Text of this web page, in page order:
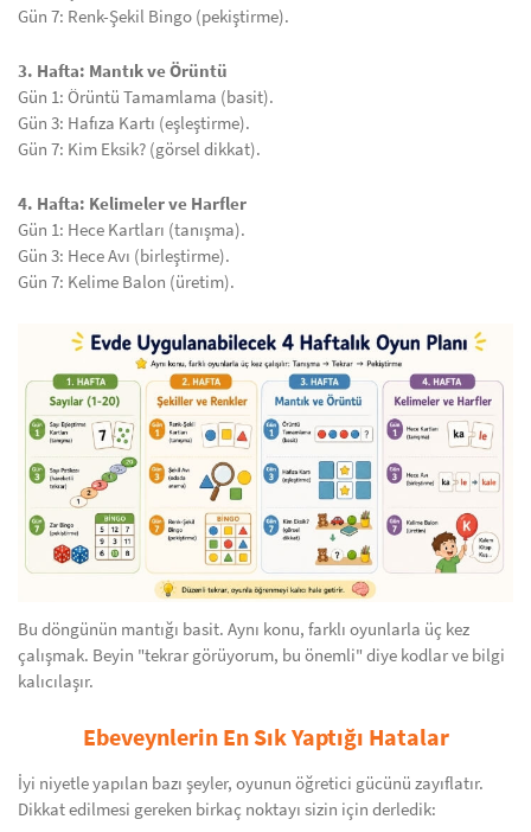
Gün 7: Renk-Şekil Bingo (pekiştirme).
3. Hafta: Mantık ve Örüntü
Gün 1: Örüntü Tamamlama (basit).
Gün 3: Hafıza Kartı (eşleştirme).
Gün 7: Kim Eksik? (görsel dikkat).
4. Hafta: Kelimeler ve Harfler
Gün 1: Hece Kartları (tanışma).
Gün 3: Hece Avı (birleştirme).
Gün 7: Kelime Balon (üretim).
Bu döngünün mantığı basit. Aynı konu, farklı oyunlarla üç kez
çalışmak. Beyin "tekrar görüyorum, bu önemli" diye kodlar ve bilgi
kalıcılaşır.
Ebeveynlerin En Sık Yaptığı Hatalar
İyi niyetle yapılan bazı şeyler, oyunun öğretici gücünü zayıflatır.
Dikkat edilmesi gereken birkaç noktayı sizin için derledik: